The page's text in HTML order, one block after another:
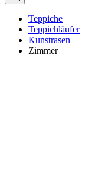
Teppiche
Teppichläufer
Kunstrasen
Zimmer